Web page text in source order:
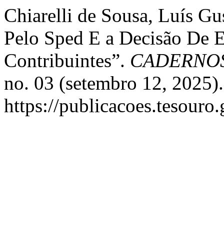
Chiarelli de Sousa, Luís
Pelo Sped E a Decisão De
Contribuintes”.
no. 03 (setembro 12,
https://